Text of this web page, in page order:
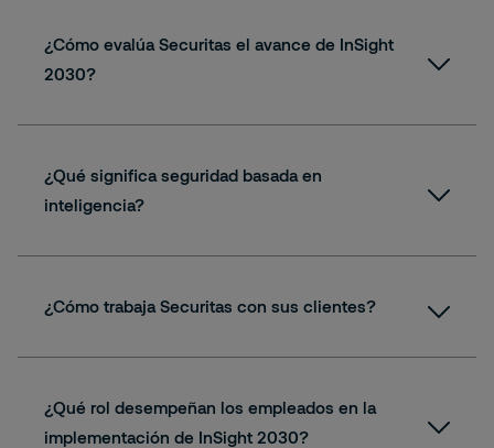
¿Cómo evalúa Securitas el avance de InSight
2030?
¿Qué significa seguridad basada en
inteligencia?
¿Cómo trabaja Securitas con sus clientes?
¿Qué rol desempeñan los empleados en la
implementación de InSight 2030?